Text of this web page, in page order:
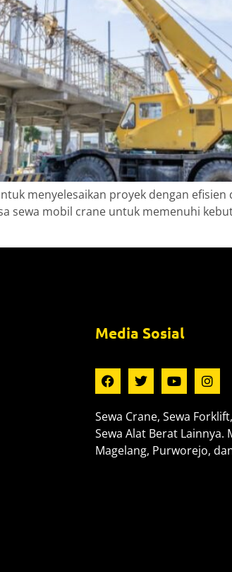
menyelesaikan proyek dengan efisien
sewa mobil crane untuk memenuhi
Media Sosial
Sewa Crane, Sewa
Sewa Alat Berat Lainnya.
Magelang, Purworejo,